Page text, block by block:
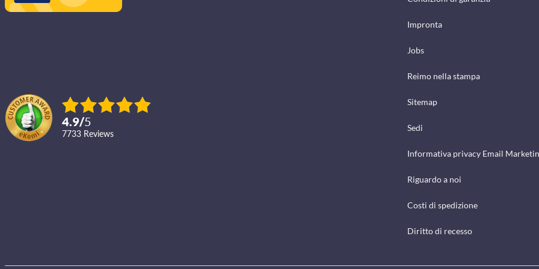
4.9/5
7733 reviews
Impronta
Jobs
Reimo nella stampa
Sitemap
Sedi
Informativa privacy Email
Riguardo a noi
Costi di spedizione
Diritto di recesso